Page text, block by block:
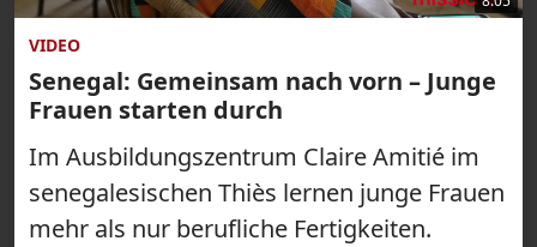
VIDEO
Senegal: Gemeinsam nach vorn – Junge
Frauen starten durch
Im Ausbildungszentrum Claire Amitié im
senegalesischen Thiès lernen junge Frauen
mehr als nur berufliche Fertigkeiten.